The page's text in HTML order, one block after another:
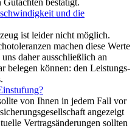
und die
ist leider nicht möglich.
machen diese Werte
daher ausschließlich an
belegen können: den Leistungs-
von Ihnen in jedem Fall vor
angezeigt
Vertragsänderungen sollten